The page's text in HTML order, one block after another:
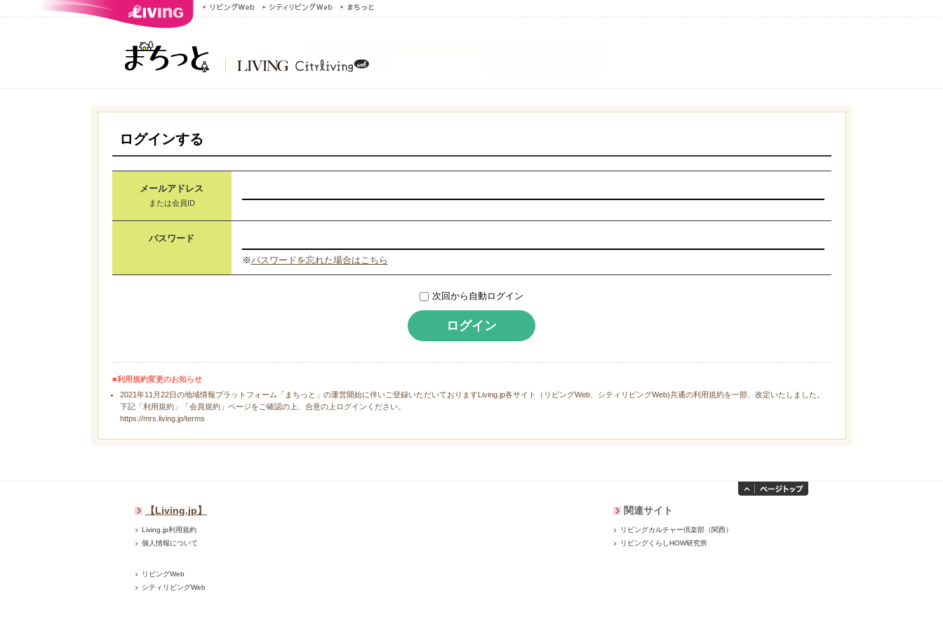
ログインする
メールアドレス
または会員ID
パスワード
※パスワードを忘れた場合はこちら
次回から自動ログイン
ログイン
■利用規約変更のお知らせ
2021年11月22日の地域情報プラットフォーム「まちっと」の運営開始に伴いご登録いただいておりますLiving.jp各サイト（リビングWeb、シティリビングWeb)共通の利用規約を一部、改定いたしました。
下記「利用規約」「会員規約」ページをご確認の上、合意の上ログインください。
https://mrs.living.jp/terms
【Living.jp】
Living.jp利用規約
個人情報について
リビングWeb
シティリビングWeb
関連サイト
リビングカルチャー倶楽部（関西）
リビングくらしHOW研究所